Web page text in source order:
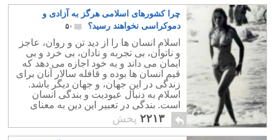
چرا کشورهای اسلامی هرگز به آزادی و
دموکراسی نخواهند رسید؟
۵۰
اسلام انسان ها را از دید تن و روان، عاجز
و ناتوان، بی تجربه و نادان، بی خرد و بی
ایمان می داند و به خود اجازه می دهد که
قیم انسان ها بوده و قافله سالار آنان برای
زندگی در این جهان، و جهان دیگر باشد.
اسلام به دنبال عبودیت و بندگی انسان
است. بندگی در تعبیر این دین به معنای
خوار و ذلیل و ضعیف بودن است.
۲۲۱۳ پخش